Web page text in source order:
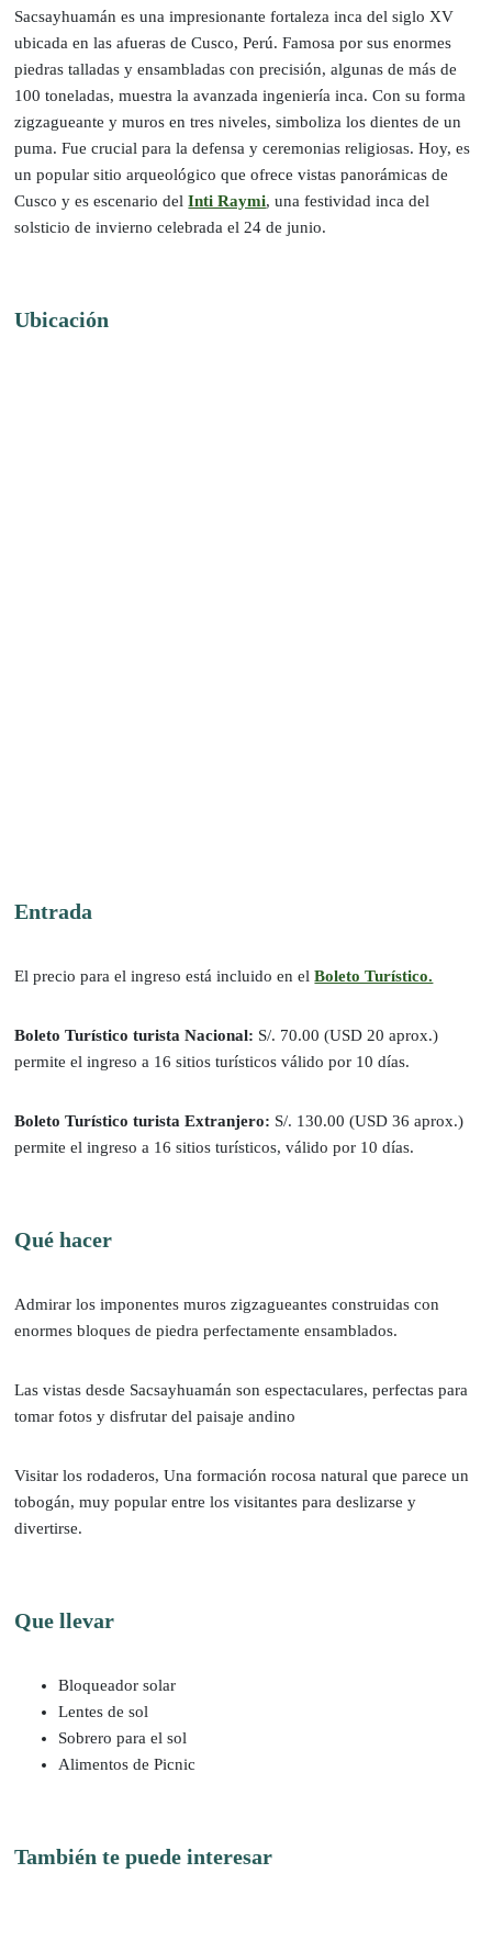
Sacsayhuamán es una impresionante fortaleza inca del siglo XV
ubicada en las afueras de Cusco, Perú. Famosa por sus enormes
piedras talladas y ensambladas con precisión, algunas de más de
100 toneladas, muestra la avanzada ingeniería inca. Con su forma
zigzagueante y muros en tres niveles, simboliza los dientes de un
puma. Fue crucial para la defensa y ceremonias religiosas. Hoy, es
un popular sitio arqueológico que ofrece vistas panorámicas de
Cusco y es escenario delInti Raymi, una festividad inca del
solsticio de invierno celebrada el 24 de junio.
Ubicación
Entrada
El precio para el ingreso está incluido en elBoleto Turístico.
Boleto Turístico turista Nacional: S/. 70.00 (USD 20 aprox.)
permite el ingreso a 16 sitios turísticos válido por 10 días.
Boleto Turístico turista Extranjero: S/. 130.00 (USD 36 aprox.)
permite el ingreso a 16 sitios turísticos, válido por 10 días.
Qué hacer
Admirar los imponentes muros zigzagueantes construidas con
enormes bloques de piedra perfectamente ensamblados.
Las vistas desde Sacsayhuamán son espectaculares, perfectas para
tomar fotos y disfrutar del paisaje andino
Visitar los rodaderos, Una formación rocosa natural que parece un
tobogán, muy popular entre los visitantes para deslizarse y
divertirse.
Que llevar
Bloqueador solar
Lentes de sol
Sobrero para el sol
Alimentos de Picnic
También te puede interesar